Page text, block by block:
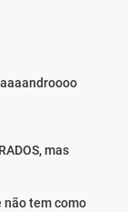
mas
não tem como